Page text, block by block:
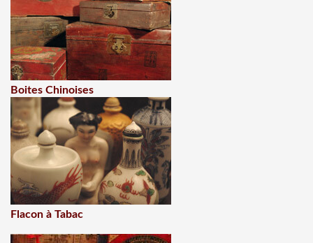
Boites Chinoises
Flacon à Tabac